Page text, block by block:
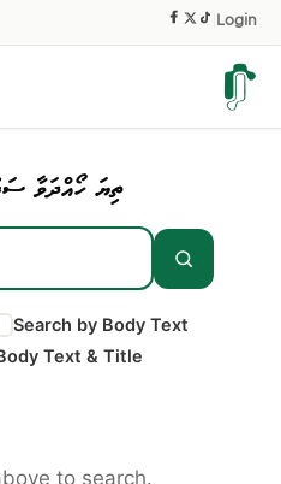
Login
ތިޔަ ހޯއްދަވާ
Search by Body Text
Text & Title
to search.